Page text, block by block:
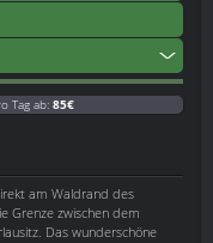
Tag ab: 85€
am Waldrand des
Grenze zwischen dem
Das wunderschöne